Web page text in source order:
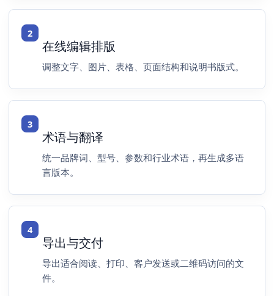
在线编辑排版
调整文字、图片、表格、页面结构和说明书版式。
术语与翻译
统一品牌词、型号、参数和行业术语，再生成多语
言版本。
导出与交付
导出适合阅读、打印、客户发送或二维码访问的文
件。